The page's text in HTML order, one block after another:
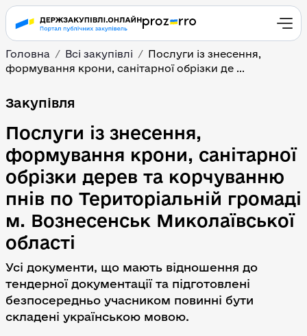
Головна Всі закупівлі
Послуги із знесення,
формування крони, санітарної обрізки де ...
Послуги із знесення,
Закупівля
Послуги із знесення,
формування крони, санітарної
обрізки дерев та корчуванню
пнів по Територіальній громаді
м. Вознесенськ Миколаївської
області
Усі документи, що мають відношення до
тендерної документації та підготовлені
безпосередньо учасником повинні бути
складені українською мовою.